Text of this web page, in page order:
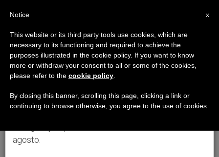
×
Aviso importante
Del 27 de julio al 7 de agosto haremos la pausa
anual, aprovechando que en el periodo de verano
se generan menos informaciones y también el
agosto.
x
Notice
This website or its third party tools use cookies, which are
necessary to its functioning and required to achieve the
purposes illustrated in the cookie policy. If you want to know
more or withdraw your consent to all or some of the cookies,
please refer to the cookie policy
By closing this banner, scrolling this page, clicking a link or
continuing to browse otherwise, you agree to the use of cookies.